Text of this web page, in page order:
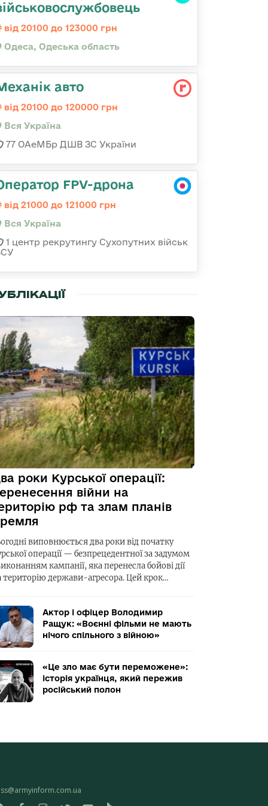
від 20100 до 123000 грн
Одеса, Одеська область
авто
від 20100 до 120000 грн
Вся Україна
77 ОАеМБр ДШВ ЗС України
FPV-дрона
від 21000 до 121000 грн
Вся Україна
1 центр рекрутингу Сухопутних військ
роки Курської операції:
війни на
рф та злам планів
виповнюється два роки від початку
операції — безпрецедентної за задумом
кампанії, яка перенесла бойові дії
територію держави-агресора. Цей крок…
Актор і офіцер Володимир
Ращук: «Воєнні фільми не мають
нічого спільного з війною»
«Це зло має бути переможене»:
історія українця, який пережив
російський полон